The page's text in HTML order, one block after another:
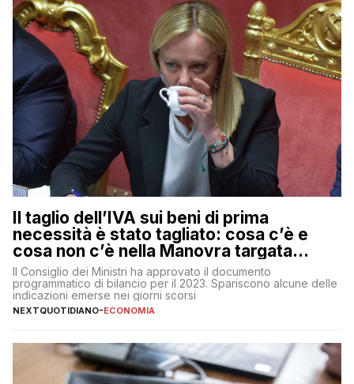
Il taglio dell’IVA sui beni di prima
necessità è stato tagliato: cosa c’è e
cosa non c’è nella Manovra targata
Meloni
Il Consiglio dei Ministri ha approvato il documento
programmatico di bilancio per il 2023. Spariscono alcune delle
indicazioni emerse nei giorni scorsi
NEXTQUOTIDIANO-ECONOMIA